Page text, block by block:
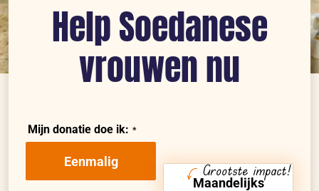
Help Soedanese
vrouwen nu
Mijn donatie doe ik:
Eenmalig
Maandelijks
Grootste impact!